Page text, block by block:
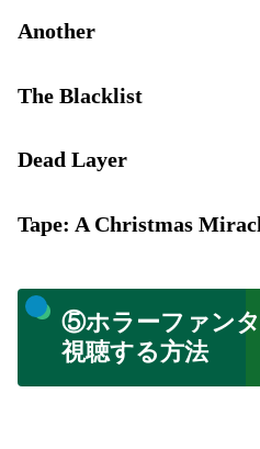
Another
The Blacklist
Dead Layer
Tape: A Christmas
⑤ホラーファン
視聴する方法